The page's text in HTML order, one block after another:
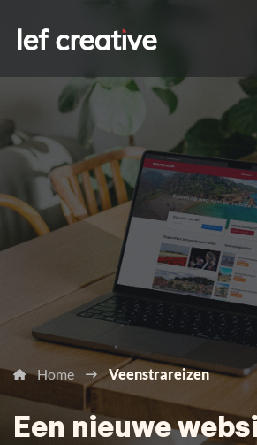
Home Veenstrareizen
Een nieuwe